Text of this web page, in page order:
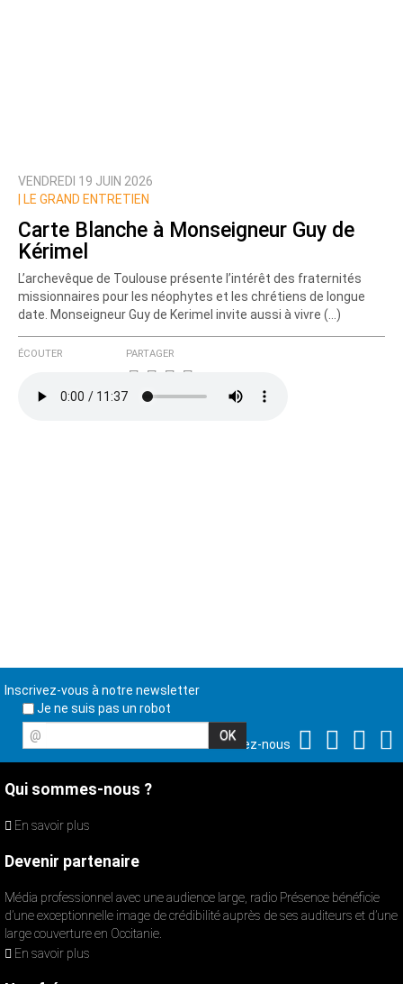
VENDREDI 19 JUIN 2026
LE GRAND ENTRETIEN
Carte Blanche à Monseigneur Guy de
Kérimel
L’archevêque de Toulouse présente l’intérêt des fraternités
missionnaires pour les néophytes et les chrétiens de longue
date. Monseigneur Guy de Kerimel invite aussi à vivre (…)
ÉCOUTER PARTAGER
Inscrivez-vous à notre newsletter
Je ne suis pas un robot
@
Suivez-nous
Qui sommes-nous ?
En savoir plus
Devenir partenaire
Média professionnel avec une audience large, radio Présence bénéficie
d’une exceptionnelle image de crédibilité auprès de ses auditeurs et d’une
large couverture en Occitanie.
En savoir plus